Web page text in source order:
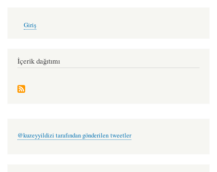
kesmişti*
çıracıoğlu
account
Giriş
İçerik dağıtımı
@kuzeyyildizi tarafından gönderilen tweetler